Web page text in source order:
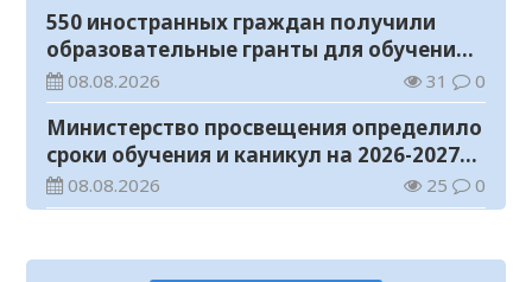
550 иностранных граждан получили
образовательные гранты для обучения в
Казахстане
08.08.2026 31 0
Министерство просвещения определило
сроки обучения и каникул на 2026-2027
учебный год
08.08.2026 25 0
08.08.2026 16 0